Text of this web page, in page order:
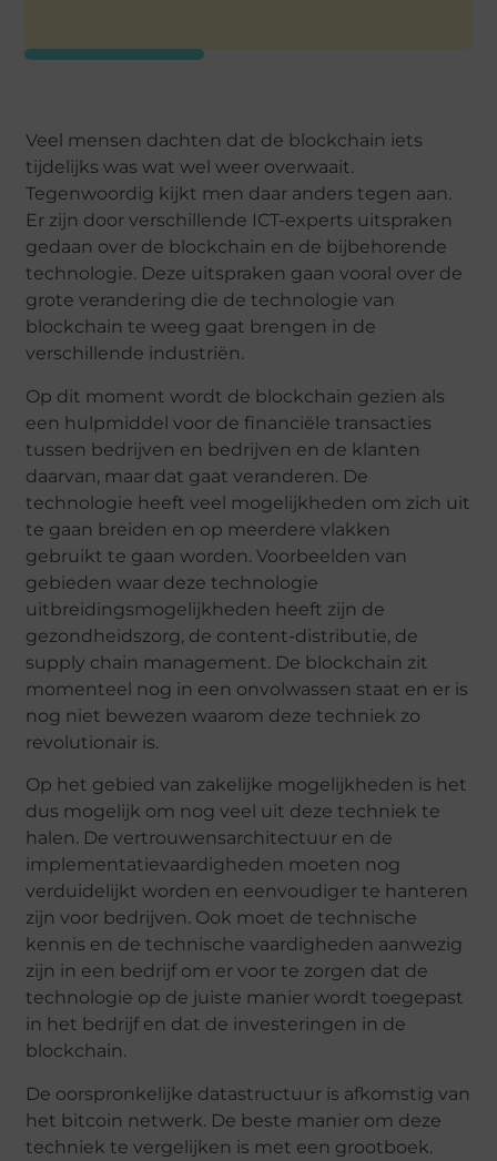
Veel mensen dachten dat de blockchain iets
tijdelijks was wat wel weer overwaait.
Tegenwoordig kijkt men daar anders tegen aan.
Er zijn door verschillende ICT-experts uitspraken
gedaan over de blockchain en de bijbehorende
technologie. Deze uitspraken gaan vooral over de
grote verandering die de technologie van
blockchain te weeg gaat brengen in de
verschillende industriën.
Op dit moment wordt de blockchain gezien als
een hulpmiddel voor de financiële transacties
tussen bedrijven en bedrijven en de klanten
daarvan, maar dat gaat veranderen. De
technologie heeft veel mogelijkheden om zich uit
te gaan breiden en op meerdere vlakken
gebruikt te gaan worden. Voorbeelden van
gebieden waar deze technologie
uitbreidingsmogelijkheden heeft zijn de
gezondheidszorg, de content-distributie, de
supply chain management. De blockchain zit
momenteel nog in een onvolwassen staat en er is
nog niet bewezen waarom deze techniek zo
revolutionair is.
Op het gebied van zakelijke mogelijkheden is het
dus mogelijk om nog veel uit deze techniek te
halen. De vertrouwensarchitectuur en de
implementatievaardigheden moeten nog
verduidelijkt worden en eenvoudiger te hanteren
zijn voor bedrijven. Ook moet de technische
kennis en de technische vaardigheden aanwezig
zijn in een bedrijf om er voor te zorgen dat de
technologie op de juiste manier wordt toegepast
in het bedrijf en dat de investeringen in de
blockchain.
De oorspronkelijke datastructuur is afkomstig van
het bitcoin netwerk. De beste manier om deze
techniek te vergelijken is met een grootboek.